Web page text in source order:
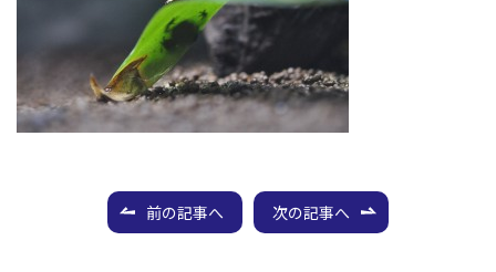
前の記事へ 次の記事へ